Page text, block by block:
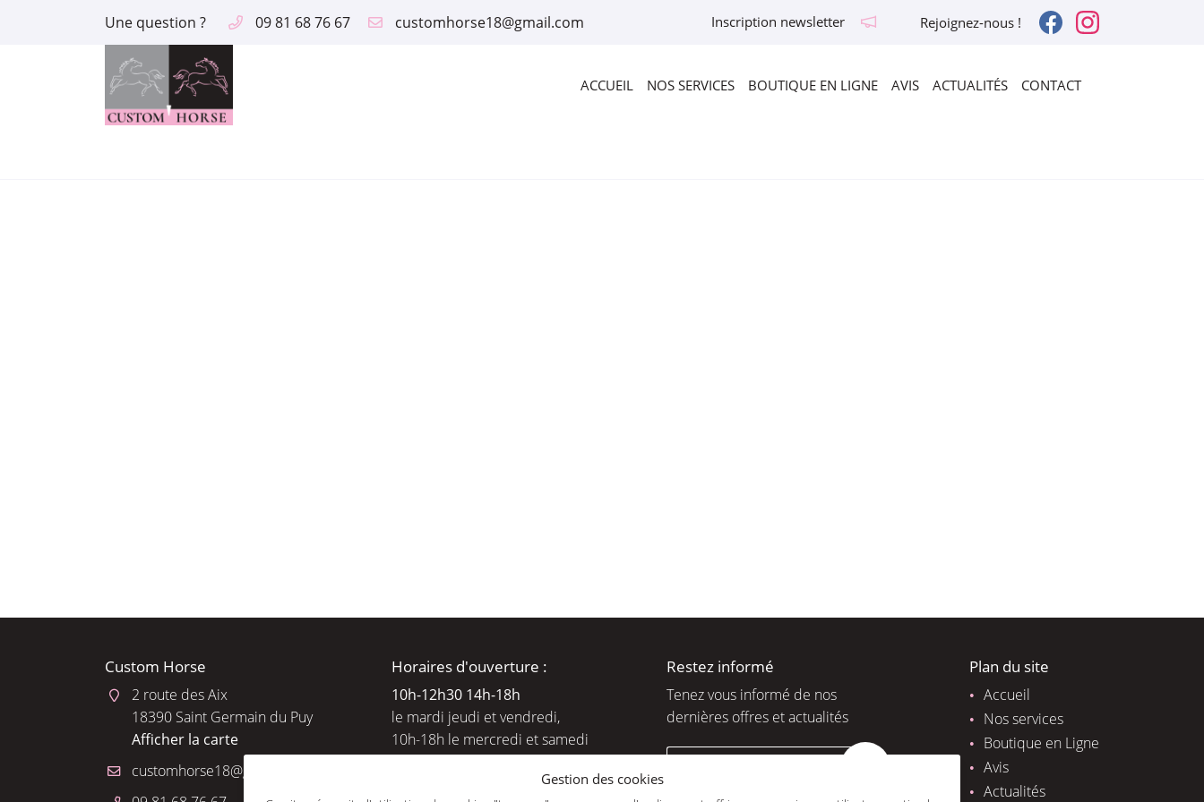
Une question ? 09 81 68 76 67 Inscription newsletter Rejoignez-nous !
ACCUEIL NOS SERVICES BOUTIQUE EN LIGNE AVIS ACTUALITÉS CONTACT
2 route des Aix
18390 Saint Germain du Puy
09 81 68 76 67
Custom Horse
2 route des Aix
18390 Saint Germain du Puy
Afficher la carte
Horaires d'ouverture :
10h-12h30 14h-18h
le mardi jeudi et vendredi,
10h-18h le mercredi et samedi
Restez informé
Tenez vous informé de nos
dernières offres et actualités
Plan du site
Accueil
Nos services
Boutique en Ligne
Avis
Actualités
Gestion des cookies